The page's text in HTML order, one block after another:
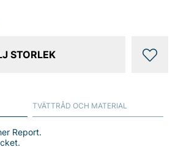
STORLEK
Report.
TVÄTTRÅD OCH MATERIAL